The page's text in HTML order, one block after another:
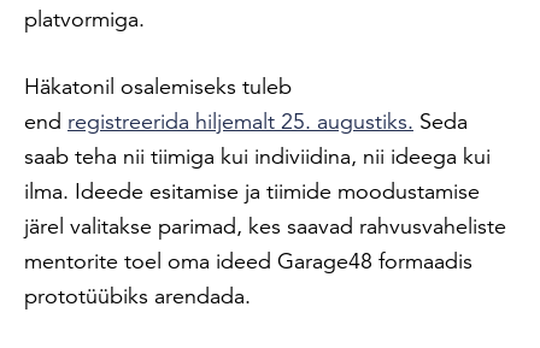
platvormiga.
Häkatonil osalemiseks tuleb
end registreerida hiljemalt 25. augustiks. Seda
saab teha nii tiimiga kui indiviidina, nii ideega kui
ilma. Ideede esitamise ja tiimide moodustamise
järel valitakse parimad, kes saavad rahvusvaheliste
mentorite toel oma ideed Garage48 formaadis
prototüübiks arendada.